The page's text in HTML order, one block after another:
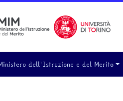
dell'Istruzione e del Merito